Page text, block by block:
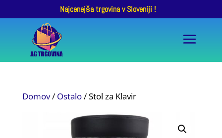
Najcenejša trgovina v Sloveniji !
Domov/ Ostalo/ Stol za Klavir